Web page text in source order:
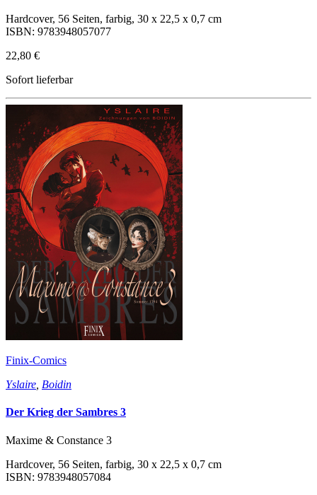
Hardcover, 56 Seiten, farbig, 30 x 22,5 x 0,7 cm
ISBN: 9783948057077
22,80 €
Sofort lieferbar
Finix-Comics
Yslaire Boidin
Der Krieg der Sambres 3
Maxime & Constance 3
Hardcover, 56 Seiten, farbig, 30 x 22,5 x 0,7 cm
ISBN: 9783948057084